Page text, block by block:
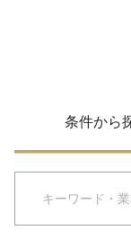
条件から